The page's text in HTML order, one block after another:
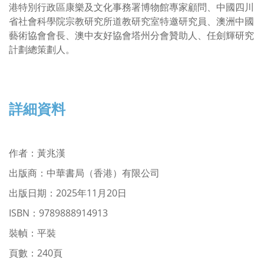
港特別行政區康樂及文化事務署博物館專家顧問、中國四川
省社會科學院宗教研究所道教研究室特邀研究員、澳洲中國
藝術協會會長、澳中友好協會塔州分會贊助人、任劍輝研究
計劃總策劃人。
詳細資料
作者 ： 黃兆漢
出版商：中華書局（香港）有限公司
出版日期：2025年11月20日
ISBN：9789888914913
裝幀：平裝
頁數：240頁